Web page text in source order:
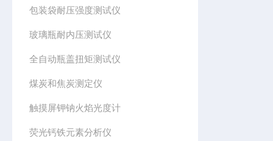
包装袋耐压强度测试仪
玻璃瓶耐内压测试仪
全自动瓶盖扭矩测试仪
煤炭和焦炭测定仪
触摸屏钾钠火焰光度计
荧光钙铁元素分析仪